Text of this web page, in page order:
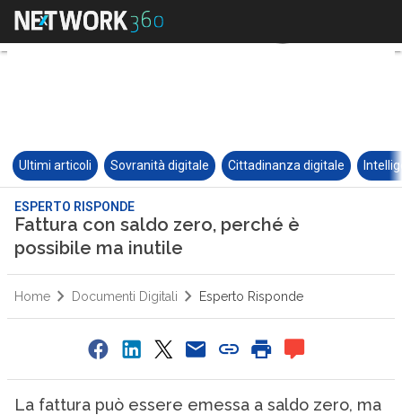
Ultimi articoli Sovranità digitale Cittadinanza digitale
ESPERTO RISPONDE
Fattura con saldo zero, perché è
possibile ma inutile
Home Documenti Digitali Esperto Risponde
La fattura può essere emessa a saldo zero, ma